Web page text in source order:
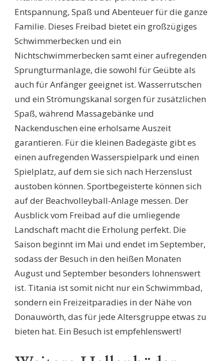
Entspannung, Spaß und Abenteuer für die ganze
Familie. Dieses Freibad bietet ein großzügiges
Schwimmerbecken und ein
Nichtschwimmerbecken samt einer aufregenden
Sprungturmanlage, die sowohl für Geübte als
auch für Anfänger geeignet ist. Wasserrutschen
und ein Strömungskanal sorgen für zusätzlichen
Spaß, während Massagebänke und
Nackenduschen eine erholsame Auszeit
garantieren. Für die kleinen Badegäste gibt es
einen aufregenden Wasserspielpark und einen
Spielplatz, auf dem sie sich nach Herzenslust
austoben können. Sportbegeisterte können sich
auf der Beachvolleyball-Anlage messen. Der
Ausblick vom Freibad auf die umliegende
Landschaft macht die Erholung perfekt. Die
Saison beginnt im Mai und endet im September,
sodass der Besuch in den heißen Monaten
August und September besonders lohnenswert
ist. Titania ist somit nicht nur ein Schwimmbad,
sondern ein Freizeitparadies in der Nähe von
Donauwörth, das für jede Altersgruppe etwas zu
bieten hat. Ein Besuch ist empfehlenswert!